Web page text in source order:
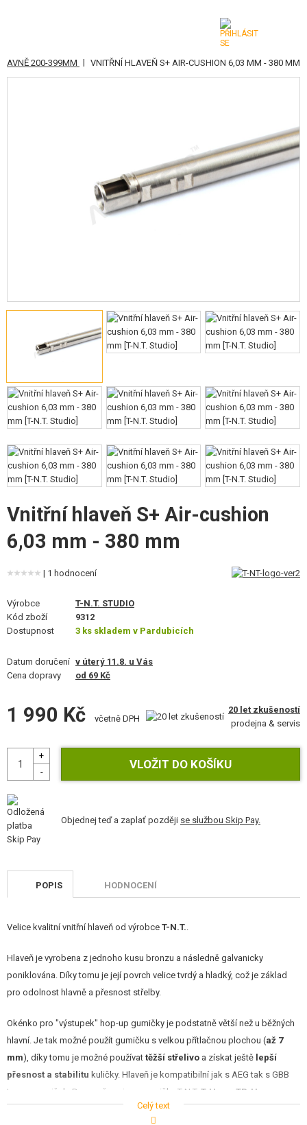
KATEGORIE
VÝSTROJ, UNIFORMY, POUZDRA
MASKOVÁNÍ, BARVY, PÁSKY
DOPLŇKY KE ZBRANÍM, POPRUHY
SERVIS A ÚDRŽBA ZBRANÍ
STAVEBNICE, MODELY
NOVINKY
SLEVY, AKCE
200-399MM | VNITŘNÍ HLAVEŇ S+ AIR-CUSHION 6,03 MM - 380 MM
Vnitřní hlaveň S+ Air-cushion
6,03 mm - 380 mm
| 1 hodnocení
Výrobce
T-N.T. STUDIO
Kód zboží
9312
Dostupnost
3 ks skladem v Pardubicích
Datum doručení v úterý 11.8. u Vás
Cena dopravy
od 69 Kč
1 990 Kč včetně DPH
20 let zkušeností
prodejna & servis
Objednej teď a zaplať později se službou Skip Pay.
POPIS HODNOCENÍ
Velice kvalitní vnitřní hlaveň od výrobce T-N.T.
Hlaveň je vyrobena z jednoho kusu bronzu a následně galvanicky
poniklována. Díky tomu je její povrch velice tvrdý a hladký, což je základ
pro odolnost hlavně a přesnost střelby.
Okénko pro "výstupek" hop-up gumičky je podstatně větší než u běžných
hlavní. Je tak možné použít gumičku s velkou přítlačnou plochou (až 7
mm), díky tomu je možné používat těžší střelivo a získat ještě lepší
přesnost a stabilitu kuličky. Hlaveň je kompatibilní jak s AEG tak s GBB
typem gumiček. Doporučeny jsou gumičky T-N.T. T-Hop TR-Hop
Celý text